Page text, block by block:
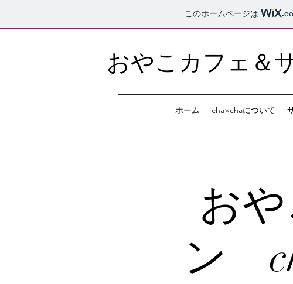
このホームページは
おやこカフェ＆
ホーム cha×chaについて
お
ン